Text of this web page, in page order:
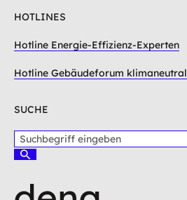
HOTLINES
Hotline Energie-Effizienz-Experten
Hotline Gebäudeforum klimaneutral
SUCHE
u
b
S
h